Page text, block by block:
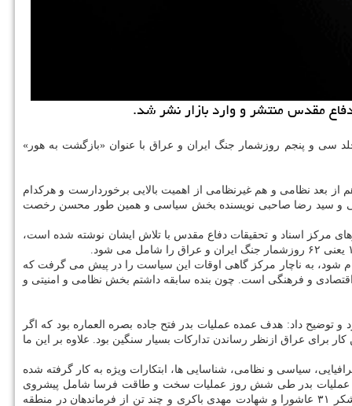
مقدس منتشر و وارد بازار نشر شد.
سی و پنجم روزشمار جنگ ایران و عراق با عنوان «بازگشت به هور»
است که هم از بعد نظامی و هم غیرنظامی از اهمیت بالایی برخوردارست و هرکدام
و سید رضا صاحبی نویسنده بخش سیاسی و همین طور محسن رخصت
دوران جنگ تحمیلی و از نویسندگان با سابقه در حوزه دفاع مقدس است و تا حالا بیش از ۱۲ جلد از روزشمارهای مرکز اسناد و تحقیقات دفاع مقدس با تلاش ایشان نوشته شده است،
شود، به ناچار مرکز گاهی اوقات این سیاست را در پیش می گرفت که
و فرهنگی است. چون بنده سابقه داشتم بخش نظامی و امنیتی و
داد: هدف عمده عملیات بدر فتح جاده بصره العماره بود که اگر
برای عراق ازنظر رساندن تدارکات بسیار سنگین بود. علاوه بر این ما
سیاسی و نظامی، شناسایی ها، ابتکارات ویژه به کار گرفته شده
عملیات بدر طی شش روز عملیات سخت و طاقت فرسا شامل پیشروی
نیروها در هور، تصرف خط اول دشمن، پیشروی در جناحین و پیشرو، چگونگی مقابله دشمن، مقاومت نیروهای خودی، عملکرد ویژه یگان ها خصوصاً لشکر ۳۱ عاشورا و شهادت مهدی باکری و چند تن از فرماندهان در منطقه